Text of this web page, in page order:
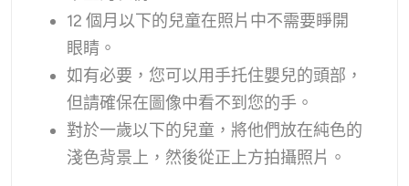
12 個月以下的兒童在照片中不需要睜開
眼睛。
如有必要，您可以用手托住嬰兒的頭部，
但請確保在圖像中看不到您的手。
對於一歲以下的兒童，將他們放在純色的
淺色背景上，然後從正上方拍攝照片。